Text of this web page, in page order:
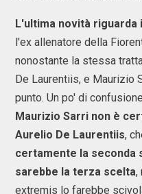
L'ultima novità
l'ex allenatore della
nonostante la stessa
De Laurentiis, e Maurizio
punto. Un po' di
Maurizio Sarri non è
Aurelio De Laurentiis,
certamente la seconda
sarebbe la terza scelta,
extremis lo farebbe